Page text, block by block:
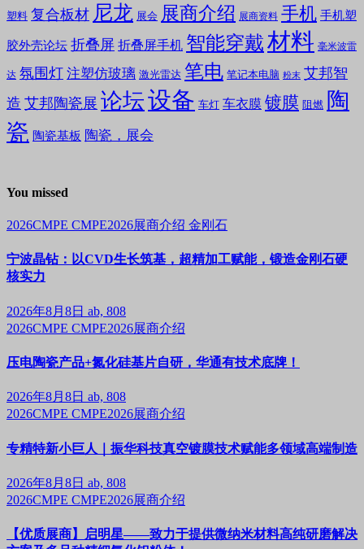
塑料 复合板材 尼龙 展会 展商介绍 展商资料 手机 手机塑
胶外壳论坛 折叠屏 折叠屏手机 智能穿戴材料 毫米波雷
达 氛围灯 注塑仿玻璃 激光雷达 笔电 笔记本电脑 粉末 艾邦智
造 艾邦陶瓷展 论坛设备 车灯 车衣膜 镀膜 阻燃 陶
瓷 陶瓷基板 陶瓷，展会
You missed
2026CMPE CMPE2026展商介绍 金刚石
宁波晶钻：以CVD生长筑基，超精加工赋能，锻造金刚石硬
核实力
2026年8月8日 ab, 808
2026CMPE CMPE2026展商介绍
压电陶瓷产品+氮化硅基片自研，华通有技术底牌！
2026年8月8日 ab, 808
2026CMPE CMPE2026展商介绍
专精特新小巨人｜振华科技真空镀膜技术赋能多领域高端制造
2026年8月8日 ab, 808
2026CMPE CMPE2026展商介绍
【优质展商】启明星——致力于提供微纳米材料高纯研磨解决